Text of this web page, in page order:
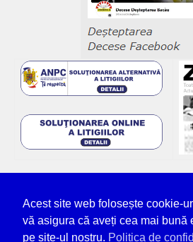
Acest site web folosește cookie-
vă asigura că aveți cea mai bună
pe site-ul nostru. Politica de